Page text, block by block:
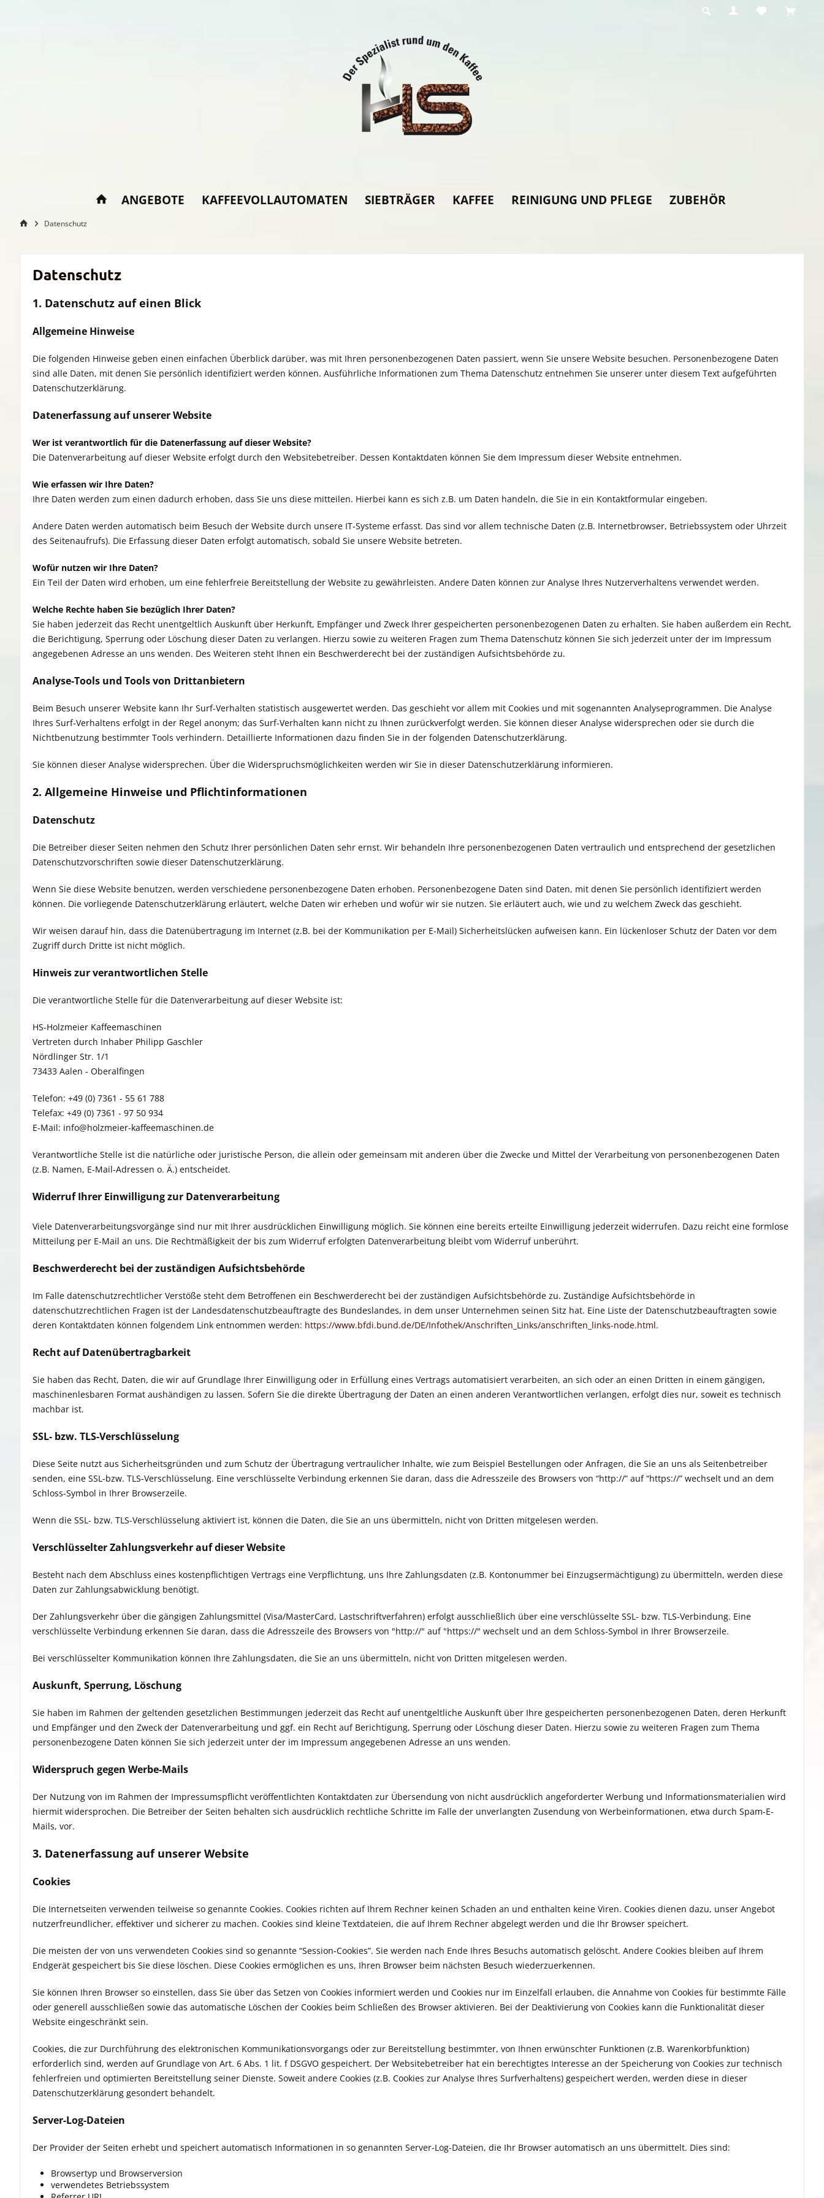
ANGEBOTE KAFFEEVOLLAUTOMATEN SIEBTRÄGER KAFFEE REINIGUNG UND PFLEGE ZUBEHÖR
Datenschutz
Datenschutz
1. Datenschutz auf einen Blick
Allgemeine Hinweise
Die folgenden Hinweise geben einen einfachen Überblick darüber, was mit Ihren personenbezogenen Daten passiert, wenn Sie unsere Website besuchen. Personenbezogene Daten
sind alle Daten, mit denen Sie persönlich identifiziert werden können. Ausführliche Informationen zum Thema Datenschutz entnehmen Sie unserer unter diesem Text aufgeführten
Datenschutzerklärung.
Datenerfassung auf unserer Website
Wer ist verantwortlich für die Datenerfassung auf dieser Website?
Die Datenverarbeitung auf dieser Website erfolgt durch den Websitebetreiber. Dessen Kontaktdaten können Sie dem Impressum dieser Website entnehmen.
Wie erfassen wir Ihre Daten?
Ihre Daten werden zum einen dadurch erhoben, dass Sie uns diese mitteilen. Hierbei kann es sich z.B. um Daten handeln, die Sie in ein Kontaktformular eingeben.
Andere Daten werden automatisch beim Besuch der Website durch unsere IT-Systeme erfasst. Das sind vor allem technische Daten (z.B. Internetbrowser, Betriebssystem oder Uhrzeit
des Seitenaufrufs). Die Erfassung dieser Daten erfolgt automatisch, sobald Sie unsere Website betreten.
Wofür nutzen wir Ihre Daten?
Ein Teil der Daten wird erhoben, um eine fehlerfreie Bereitstellung der Website zu gewährleisten. Andere Daten können zur Analyse Ihres Nutzerverhaltens verwendet werden.
Welche Rechte haben Sie bezüglich Ihrer Daten?
Sie haben jederzeit das Recht unentgeltlich Auskunft über Herkunft, Empfänger und Zweck Ihrer gespeicherten personenbezogenen Daten zu erhalten. Sie haben außerdem ein Recht,
die Berichtigung, Sperrung oder Löschung dieser Daten zu verlangen. Hierzu sowie zu weiteren Fragen zum Thema Datenschutz können Sie sich jederzeit unter der im Impressum
angegebenen Adresse an uns wenden. Des Weiteren steht Ihnen ein Beschwerderecht bei der zuständigen Aufsichtsbehörde zu.
Analyse-Tools und Tools von Drittanbietern
Beim Besuch unserer Website kann Ihr Surf-Verhalten statistisch ausgewertet werden. Das geschieht vor allem mit Cookies und mit sogenannten Analyseprogrammen. Die Analyse
Ihres Surf-Verhaltens erfolgt in der Regel anonym; das Surf-Verhalten kann nicht zu Ihnen zurückverfolgt werden. Sie können dieser Analyse widersprechen oder sie durch die
Nichtbenutzung bestimmter Tools verhindern. Detaillierte Informationen dazu finden Sie in der folgenden Datenschutzerklärung.
Sie können dieser Analyse widersprechen. Über die Widerspruchsmöglichkeiten werden wir Sie in dieser Datenschutzerklärung informieren.
2. Allgemeine Hinweise und Pflichtinformationen
Datenschutz
Die Betreiber dieser Seiten nehmen den Schutz Ihrer persönlichen Daten sehr ernst. Wir behandeln Ihre personenbezogenen Daten vertraulich und entsprechend der gesetzlichen
Datenschutzvorschriften sowie dieser Datenschutzerklärung.
Wenn Sie diese Website benutzen, werden verschiedene personenbezogene Daten erhoben. Personenbezogene Daten sind Daten, mit denen Sie persönlich identifiziert werden
können. Die vorliegende Datenschutzerklärung erläutert, welche Daten wir erheben und wofür wir sie nutzen. Sie erläutert auch, wie und zu welchem Zweck das geschieht.
Wir weisen darauf hin, dass die Datenübertragung im Internet (z.B. bei der Kommunikation per E-Mail) Sicherheitslücken aufweisen kann. Ein lückenloser Schutz der Daten vor dem
Zugriff durch Dritte ist nicht möglich.
Hinweis zur verantwortlichen Stelle
Die verantwortliche Stelle für die Datenverarbeitung auf dieser Website ist:
HS-Holzmeier Kaffeemaschinen
Vertreten durch Inhaber Philipp Gaschler
Nördlinger Str. 1/1
73433 Aalen - Oberalfingen
Telefon: +49 (0) 7361 - 55 61 788
Telefax: +49 (0) 7361 - 97 50 934
E-Mail: info@holzmeier-kaffeemaschinen.de
Verantwortliche Stelle ist die natürliche oder juristische Person, die allein oder gemeinsam mit anderen über die Zwecke und Mittel der Verarbeitung von personenbezogenen Daten
(z.B. Namen, E-Mail-Adressen o. Ä.) entscheidet.
Widerruf Ihrer Einwilligung zur Datenverarbeitung
Viele Datenverarbeitungsvorgänge sind nur mit Ihrer ausdrücklichen Einwilligung möglich. Sie können eine bereits erteilte Einwilligung jederzeit widerrufen. Dazu reicht eine formlose
Mitteilung per E-Mail an uns. Die Rechtmäßigkeit der bis zum Widerruf erfolgten Datenverarbeitung bleibt vom Widerruf unberührt.
Beschwerderecht bei der zuständigen Aufsichtsbehörde
Im Falle datenschutzrechtlicher Verstöße steht dem Betroffenen ein Beschwerderecht bei der zuständigen Aufsichtsbehörde zu. Zuständige Aufsichtsbehörde in
datenschutzrechtlichen Fragen ist der Landesdatenschutzbeauftragte des Bundeslandes, in dem unser Unternehmen seinen Sitz hat. Eine Liste der Datenschutzbeauftragten sowie
deren Kontaktdaten können folgendem Link entnommen werden: https://www.bfdi.bund.de/DE/Infothek/Anschriften_Links/anschriften_links-node.html.
Recht auf Datenübertragbarkeit
Sie haben das Recht, Daten, die wir auf Grundlage Ihrer Einwilligung oder in Erfüllung eines Vertrags automatisiert verarbeiten, an sich oder an einen Dritten in einem gängigen,
maschinenlesbaren Format aushändigen zu lassen. Sofern Sie die direkte Übertragung der Daten an einen anderen Verantwortlichen verlangen, erfolgt dies nur, soweit es technisch
machbar ist.
SSL- bzw. TLS-Verschlüsselung
Diese Seite nutzt aus Sicherheitsgründen und zum Schutz der Übertragung vertraulicher Inhalte, wie zum Beispiel Bestellungen oder Anfragen, die Sie an uns als Seitenbetreiber
senden, eine SSL-bzw. TLS-Verschlüsselung. Eine verschlüsselte Verbindung erkennen Sie daran, dass die Adresszeile des Browsers von “http://” auf “https://” wechselt und an dem
Schloss-Symbol in Ihrer Browserzeile.
Wenn die SSL- bzw. TLS-Verschlüsselung aktiviert ist, können die Daten, die Sie an uns übermitteln, nicht von Dritten mitgelesen werden.
Verschlüsselter Zahlungsverkehr auf dieser Website
Besteht nach dem Abschluss eines kostenpflichtigen Vertrags eine Verpflichtung, uns Ihre Zahlungsdaten (z.B. Kontonummer bei Einzugsermächtigung) zu übermitteln, werden diese
Daten zur Zahlungsabwicklung benötigt.
Der Zahlungsverkehr über die gängigen Zahlungsmittel (Visa/MasterCard, Lastschriftverfahren) erfolgt ausschließlich über eine verschlüsselte SSL- bzw. TLS-Verbindung. Eine
verschlüsselte Verbindung erkennen Sie daran, dass die Adresszeile des Browsers von "http://" auf "https://" wechselt und an dem Schloss-Symbol in Ihrer Browserzeile.
Bei verschlüsselter Kommunikation können Ihre Zahlungsdaten, die Sie an uns übermitteln, nicht von Dritten mitgelesen werden.
Auskunft, Sperrung, Löschung
Sie haben im Rahmen der geltenden gesetzlichen Bestimmungen jederzeit das Recht auf unentgeltliche Auskunft über Ihre gespeicherten personenbezogenen Daten, deren Herkunft
und Empfänger und den Zweck der Datenverarbeitung und ggf. ein Recht auf Berichtigung, Sperrung oder Löschung dieser Daten. Hierzu sowie zu weiteren Fragen zum Thema
personenbezogene Daten können Sie sich jederzeit unter der im Impressum angegebenen Adresse an uns wenden.
Widerspruch gegen Werbe-Mails
Der Nutzung von im Rahmen der Impressumspflicht veröffentlichten Kontaktdaten zur Übersendung von nicht ausdrücklich angeforderter Werbung und Informationsmaterialien wird
hiermit widersprochen. Die Betreiber der Seiten behalten sich ausdrücklich rechtliche Schritte im Falle der unverlangten Zusendung von Werbeinformationen, etwa durch Spam-E-
Mails, vor.
3. Datenerfassung auf unserer Website
Cookies
Die Internetseiten verwenden teilweise so genannte Cookies. Cookies richten auf Ihrem Rechner keinen Schaden an und enthalten keine Viren. Cookies dienen dazu, unser Angebot
nutzerfreundlicher, effektiver und sicherer zu machen. Cookies sind kleine Textdateien, die auf Ihrem Rechner abgelegt werden und die Ihr Browser speichert.
Die meisten der von uns verwendeten Cookies sind so genannte “Session-Cookies”. Sie werden nach Ende Ihres Besuchs automatisch gelöscht. Andere Cookies bleiben auf Ihrem
Endgerät gespeichert bis Sie diese löschen. Diese Cookies ermöglichen es uns, Ihren Browser beim nächsten Besuch wiederzuerkennen.
Sie können Ihren Browser so einstellen, dass Sie über das Setzen von Cookies informiert werden und Cookies nur im Einzelfall erlauben, die Annahme von Cookies für bestimmte Fälle
oder generell ausschließen sowie das automatische Löschen der Cookies beim Schließen des Browser aktivieren. Bei der Deaktivierung von Cookies kann die Funktionalität dieser
Website eingeschränkt sein.
Cookies, die zur Durchführung des elektronischen Kommunikationsvorgangs oder zur Bereitstellung bestimmter, von Ihnen erwünschter Funktionen (z.B. Warenkorbfunktion)
erforderlich sind, werden auf Grundlage von Art. 6 Abs. 1 lit. f DSGVO gespeichert. Der Websitebetreiber hat ein berechtigtes Interesse an der Speicherung von Cookies zur technisch
fehlerfreien und optimierten Bereitstellung seiner Dienste. Soweit andere Cookies (z.B. Cookies zur Analyse Ihres Surfverhaltens) gespeichert werden, werden diese in dieser
Datenschutzerklärung gesondert behandelt.
Server-Log-Dateien
Der Provider der Seiten erhebt und speichert automatisch Informationen in so genannten Server-Log-Dateien, die Ihr Browser automatisch an uns übermittelt. Dies sind:
Browsertyp und Browserversion
verwendetes Betriebssystem